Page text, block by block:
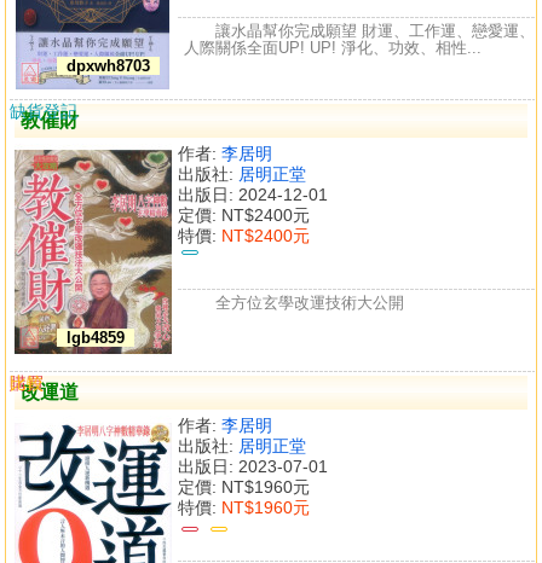
dpxwh8703
讓水晶幫你完成願望 財運、工作運、戀愛運、
人際關係全面UP! UP! 淨化、功效、相性...
教催財
lgb4859
作者: 李居明
出版社: 居明正堂
出版日: 2024-12-01
定價: NT$2400元
特價: NT$2400元
缺貨登記
全方位玄學改運技術大公開
改運道
作者: 李居明
出版社: 居明正堂
出版日: 2023-07-01
定價: NT$1960元
特價: NT$1960元
購買
比較